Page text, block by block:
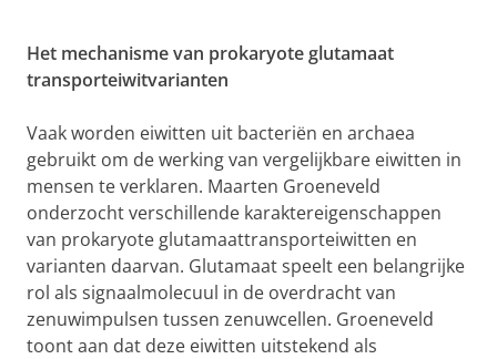
Het mechanisme van prokaryote glutamaat
transporteiwitvarianten
Vaak worden eiwitten uit bacteriën en archaea
gebruikt om de werking van vergelijkbare eiwitten in
mensen te verklaren. Maarten Groeneveld
onderzocht verschillende karaktereigenschappen
van prokaryote glutamaattransporteiwitten en
varianten daarvan. Glutamaat speelt een belangrijke
rol als signaalmolecuul in de overdracht van
zenuwimpulsen tussen zenuwcellen. Groeneveld
toont aan dat deze eiwitten uitstekend als